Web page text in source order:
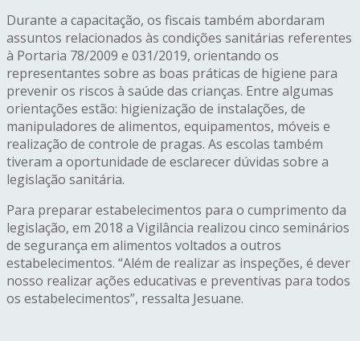
Durante a capacitação, os fiscais também abordaram
assuntos relacionados às condições sanitárias referentes
à Portaria 78/2009 e 031/2019, orientando os
representantes sobre as boas práticas de higiene para
prevenir os riscos à saúde das crianças. Entre algumas
orientações estão: higienização de instalações, de
manipuladores de alimentos, equipamentos, móveis e
realização de controle de pragas. As escolas também
tiveram a oportunidade de esclarecer dúvidas sobre a
legislação sanitária.
Para preparar estabelecimentos para o cumprimento da
legislação, em 2018 a Vigilância realizou cinco seminários
de segurança em alimentos voltados a outros
estabelecimentos. “Além de realizar as inspeções, é dever
nosso realizar ações educativas e preventivas para todos
os estabelecimentos”, ressalta Jesuane.